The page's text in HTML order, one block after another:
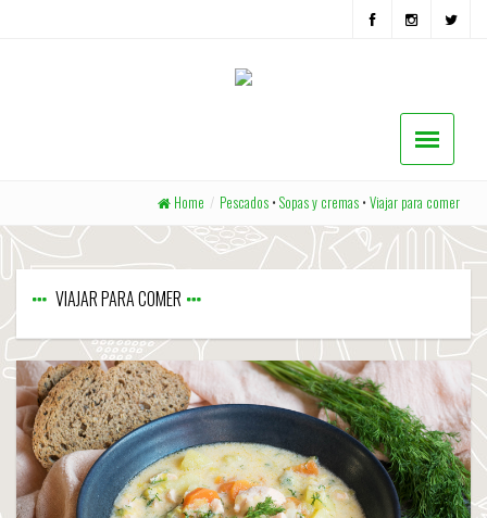
Home / Pescados • Sopas y cremas • Viajar para comer
VIAJAR PARA COMER